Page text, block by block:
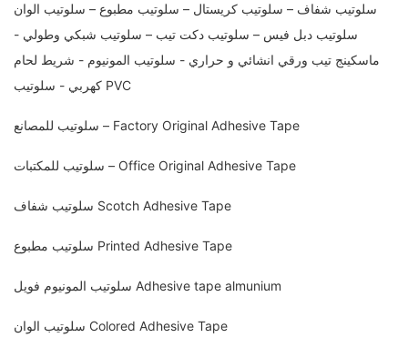
سلوتيب شفاف – سلوتيب كريستال – سلوتيب مطبوع – سلوتيب الوان
سلوتيب دبل فيس – سلوتيب دكت تيب – سلوتيب شبكي وطولي -
ماسكينج تيب ورقي انشائي و حراري - سلوتيب المونيوم - شريط لحام
كهربي - سلوتيب PVC
سلوتيب للمصانع – Factory Original Adhesive Tape
سلوتيب للمكتبات – Office Original Adhesive Tape
سلوتيب شفاف Scotch Adhesive Tape
سلوتيب مطبوع Printed Adhesive Tape
سلوتيب المونيوم فويل Adhesive tape almunium
سلوتيب الوان Colored Adhesive Tape